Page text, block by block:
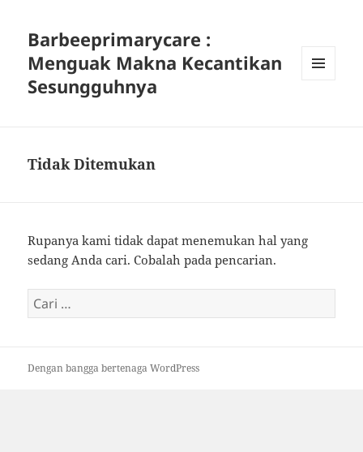
Barbeeprimarycare :
Menguak Makna Kecantikan
Sesungguhnya
Tidak Ditemukan
Rupanya kami tidak dapat menemukan hal yang
sedang Anda cari. Cobalah pada pencarian.
Cari
untuk:
Dengan bangga bertenaga WordPress